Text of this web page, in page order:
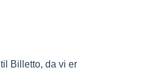
Billetto, da vi er